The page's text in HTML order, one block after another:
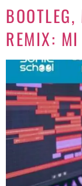
REMIX: